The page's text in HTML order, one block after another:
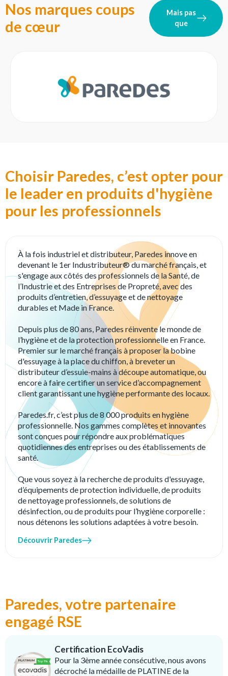
Nos marques coups
de cœur
Mais pas
que
Choisir Paredes, c’est opter pour
le leader en produits d'hygiène
pour les professionnels
À la fois industriel et distributeur, Paredes innove en
devenant le 1er Industributeur® du marché français, et
s'engage aux côtés des professionnels de la Santé, de
l’Industrie et des Entreprises de Propreté, avec des
produits d’entretien, d’essuyage et de nettoyage
durables et Made in France.
Depuis plus de 80 ans, Paredes réinvente le monde de
l’hygiène et de la protection professionnelle en France.
Premier sur le marché français à proposer la bobine
d'essuyage à la place du chiffon, à breveter un
distributeur d’essuie-mains à découpe automatique, ou
encore à faire certifier un service d’accompagnement
client garantissant une hygiène performante des locaux.
Paredes.fr, c’est plus de 8 000 produits en hygiène
professionnelle. Nos gammes complètes et innovantes
sont conçues pour répondre aux problématiques
quotidiennes des entreprises ou des établissements de
santé.
Que vous soyez à la recherche de produits d'essuyage,
d’équipements de protection individuelle, de produits
de nettoyage professionnels, de solutions de
désinfection, ou de produits pour l’hygiène corporelle :
nous détenons les solutions adaptées à votre besoin.
Découvrir Paredes
Paredes, votre partenaire
engagé RSE
Certification EcoVadis
Pour la 3ème année consécutive, nous avons
décroché la médaille de PLATINE de la